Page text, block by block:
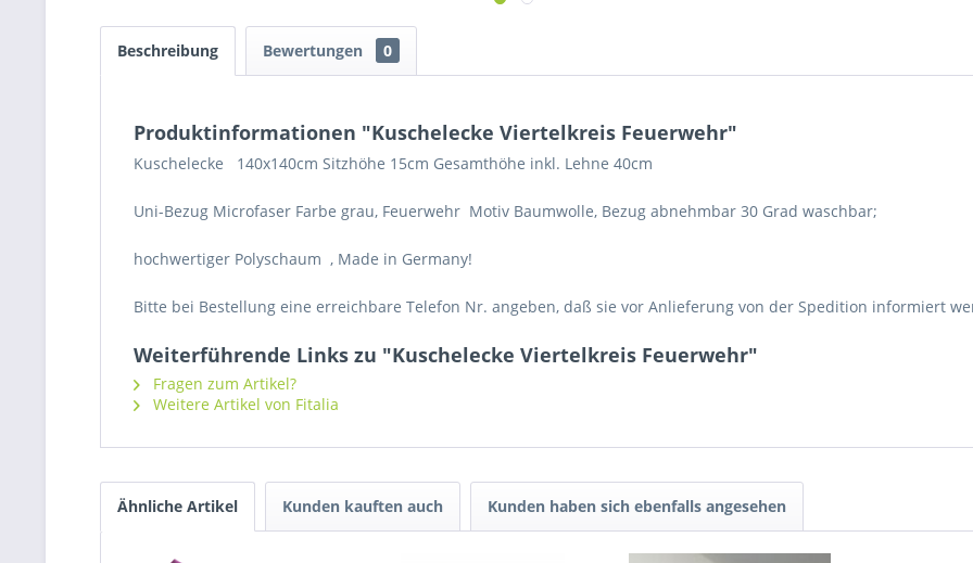
Beschreibung Bewertungen 0
Produktinformationen "Kuschelecke Viertelkreis Feuerwehr"
Kuschelecke 140x140cm Sitzhöhe 15cm Gesamthöhe inkl. Lehne 40cm
Uni-Bezug Microfaser Farbe grau, Feuerwehr Motiv Baumwolle, Bezug abnehmbar 30 Grad waschbar;
hochwertiger Polyschaum , Made in Germany!
Bitte bei Bestellung eine erreichbare Telefon Nr. angeben, daß sie vor Anlieferung von der Spedition informiert
Weiterführende Links zu "Kuschelecke Viertelkreis Feuerwehr"
Fragen zum Artikel?
Weitere Artikel von Fitalia
Ähnliche Artikel Kunden kauften auch Kunden haben sich ebenfalls angesehen